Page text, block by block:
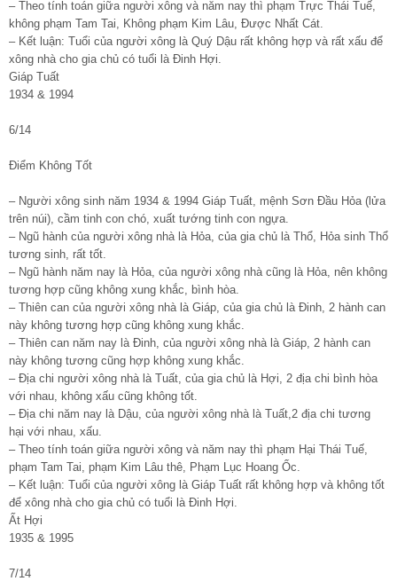
– Theo tính toán giữa người xông và năm nay thì phạm Trực Thái Tuế,
không phạm Tam Tai, Không phạm Kim Lâu, Được Nhất Cát.
– Kết luận: Tuổi của người xông là Quý Dậu rất không hợp và rất xấu để
xông nhà cho gia chủ có tuổi là Đinh Hợi.
Giáp Tuất
1934 & 1994
6/14
Điểm Không Tốt
– Người xông sinh năm 1934 & 1994 Giáp Tuất, mệnh Sơn Đầu Hỏa (lửa
trên núi), cầm tinh con chó, xuất tướng tinh con ngựa.
– Ngũ hành của người xông nhà là Hỏa, của gia chủ là Thổ, Hỏa sinh Thổ
tương sinh, rất tốt.
– Ngũ hành năm nay là Hỏa, của người xông nhà cũng là Hỏa, nên không
tương hợp cũng không xung khắc, bình hòa.
– Thiên can của người xông nhà là Giáp, của gia chủ là Đinh, 2 hành can
này không tương hợp cũng không xung khắc.
– Thiên can năm nay là Đinh, của người xông nhà là Giáp, 2 hành can
này không tương cũng hợp không xung khắc.
– Địa chi người xông nhà là Tuất, của gia chủ là Hợi, 2 địa chi bình hòa
với nhau, không xấu cũng không tốt.
– Địa chi năm nay là Dậu, của người xông nhà là Tuất,2 địa chi tương
hại với nhau, xấu.
– Theo tính toán giữa người xông và năm nay thì phạm Hại Thái Tuế,
phạm Tam Tai, phạm Kim Lâu thê, Phạm Lục Hoang Ốc.
– Kết luận: Tuổi của người xông là Giáp Tuất rất không hợp và không tốt
để xông nhà cho gia chủ có tuổi là Đinh Hợi.
Ất Hợi
1935 & 1995
7/14